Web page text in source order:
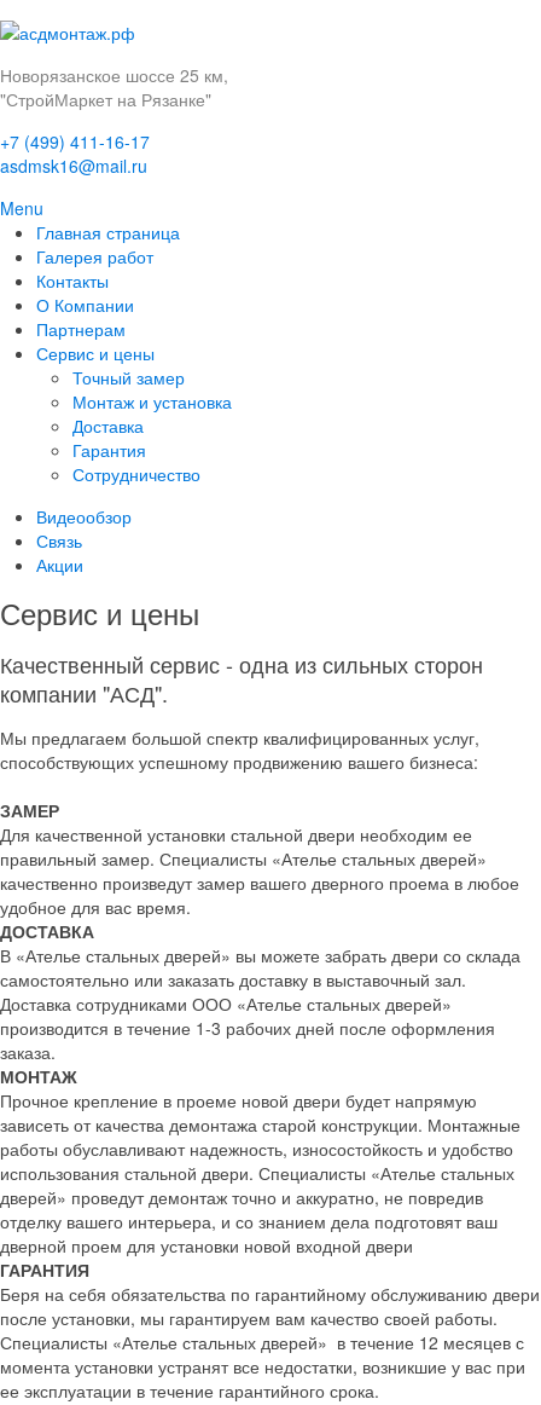
Новорязанское шоссе 25 км,
"СтройМаркет на Рязанке"
+7 (499) 411-16-17
asdmsk16@mail.ru
Menu
Главная страница
Галерея работ
Контакты
О Компании
Партнерам
Сервис и цены
Точный замер
Монтаж и установка
Доставка
Гарантия
Сотрудничество
Видеообзор
Связь
Акции
Сервис и цены
Качественный сервис - одна из сильных сторон
компании "АСД".
Мы предлагаем большой спектр квалифицированных услуг,
способствующих успешному продвижению вашего бизнеса:
ЗАМЕР
Для качественной установки стальной двери необходим ее
правильный замер. Специалисты «Ателье стальных дверей»
качественно произведут замер вашего дверного проема в любое
удобное для вас время.
ДОСТАВКА
В «Ателье стальных дверей» вы можете забрать двери со склада
самостоятельно или заказать доставку в выставочный зал.
Доставка сотрудниками ООО «Ателье стальных дверей»
производится в течение 1-3 рабочих дней после оформления
заказа.
МОНТАЖ
Прочное крепление в проеме новой двери будет напрямую
зависеть от качества демонтажа старой конструкции. Монтажные
работы обуславливают надежность, износостойкость и удобство
использования стальной двери. Специалисты «Ателье стальных
дверей» проведут демонтаж точно и аккуратно, не повредив
отделку вашего интерьера, и со знанием дела подготовят ваш
дверной проем для установки новой входной двери
ГАРАНТИЯ
Беря на себя обязательства по гарантийному обслуживанию двери
после установки, мы гарантируем вам качество своей работы.
Специалисты «Ателье стальных дверей» в течение 12 месяцев с
момента установки устранят все недостатки, возникшие у вас при
ее эксплуатации в течение гарантийного срока.